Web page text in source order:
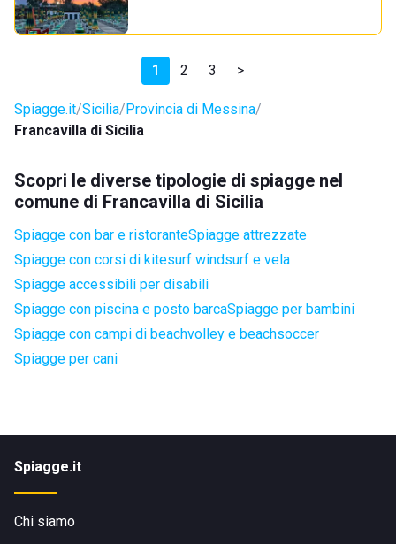
1 2 3 >
Spiagge.it Sicilia Provincia di Messina
Francavilla di Sicilia
Scopri le diverse tipologie di spiagge nel
comune di Francavilla di Sicilia
Spiagge con bar e ristoranteSpiagge attrezzate
Spiagge con corsi di kitesurf windsurf e vela
Spiagge accessibili per disabili
Spiagge con piscina e posto barcaSpiagge per bambini
Spiagge con campi di beachvolley e beachsoccer
Spiagge per cani
Spiagge.it
Chi siamo